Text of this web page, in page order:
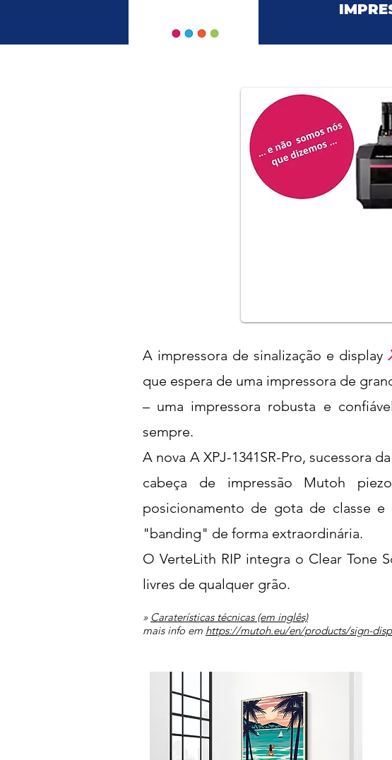
A impressora de sinalização e display
que espera de uma impressora de
– uma impressora robusta e
sempre.
A nova A XPJ-1341SR-Pro, sucessora
cabeça de impressão Mutoh
posicionamento de gota de classe
"banding" de forma extraordinária.
O VerteLith RIP integra o Clear Tone
livres de qualquer grão.
» Caraterísticas técnicas (em inglês)
mais info em https://mutoh.eu/en/products/sign-